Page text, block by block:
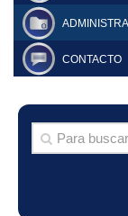
CONTACTO